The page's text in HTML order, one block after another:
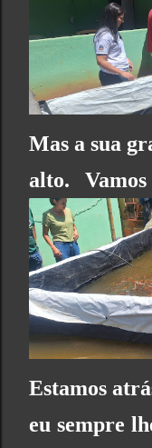
Mas a sua
alto.
Estamos
eu sempre